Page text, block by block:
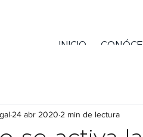
INICIO
24 abr 2020 2 min de lectura